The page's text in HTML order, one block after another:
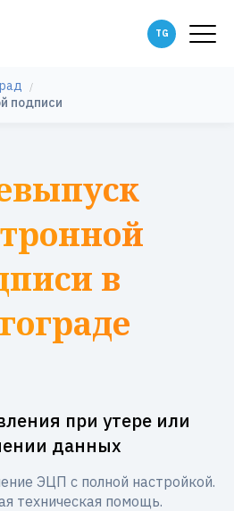
подписи
в
при утере или
данных
ЭЦП с полной настройкой.
техническая помощь.